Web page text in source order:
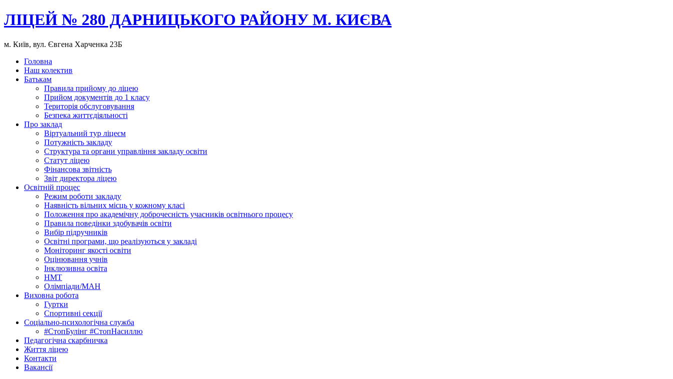
ЛІЦЕЙ № 280 ДАРНИЦЬКОГО РАЙОНУ М. КИЄВА
м. Київ, вул. Євгена Харченка 23Б
Головна
Наш колектив
Батькам
Правила прийому до ліцею
Прийом документів до 1 класу
Територія обслуговування
Безпека життєдіяльності
Про заклад
Віртуальний тур ліцеєм
Потужність закладу
Структура та органи управління закладу освіти
Статут ліцею
Фінансова звітність
Звіт директора ліцею
Освітній процес
Режим роботи закладу
Наявність вільних місць у кожному класі
Положення про академічну доброчесність учасників освітнього процесу
Правила поведінки здобувачів освіти
Вибір підручників
Освітні програми, що реалізуються у закладі
Моніторинг якості освіти
Оцінювання учнів
Інклюзивна освіта
НМТ
Олімпіади/МАН
Виховна робота
Гуртки
Спортивні секції
Соціально-психологічна служба
#СтопБулінг #СтопНасиллю
Педагогічна скарбничка
Життя ліцею
Контакти
Вакансії